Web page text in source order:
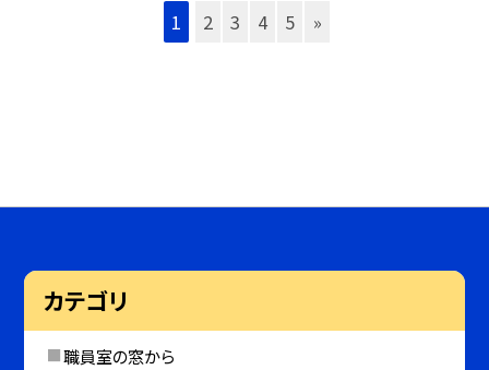
1 2 3 4 5 »
カテゴリ
職員室の窓から